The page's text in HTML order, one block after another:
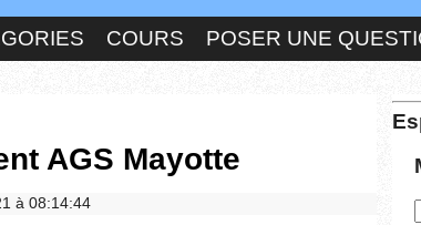
COURS POSER UNE
AGS Mayotte
à 08:14:44